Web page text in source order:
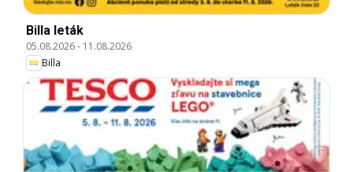
Billa leták
05.08.2026- 11.08.2026
Billa